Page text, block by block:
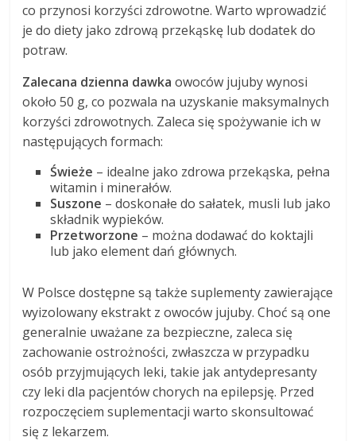
co przynosi korzyści zdrowotne. Warto wprowadzić
je do diety jako zdrową przekąskę lub dodatek do
potraw.
Zalecana dzienna dawka owoców jujuby wynosi
około 50 g, co pozwala na uzyskanie maksymalnych
korzyści zdrowotnych. Zaleca się spożywanie ich w
następujących formach:
Świeże – idealne jako zdrowa przekąska, pełna
witamin i minerałów.
Suszone – doskonałe do sałatek, musli lub jako
składnik wypieków.
Przetworzone – można dodawać do koktajli
lub jako element dań głównych.
W Polsce dostępne są także suplementy zawierające
wyizolowany ekstrakt z owoców jujuby. Choć są one
generalnie uważane za bezpieczne, zaleca się
zachowanie ostrożności, zwłaszcza w przypadku
osób przyjmujących leki, takie jak antydepresanty
czy leki dla pacjentów chorych na epilepsję. Przed
rozpoczęciem suplementacji warto skonsultować
się z lekarzem.